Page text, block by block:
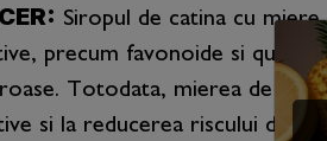
Siropul de catina cu
precum favonoide si
Totodata, mierea de
si la reducerea riscului de